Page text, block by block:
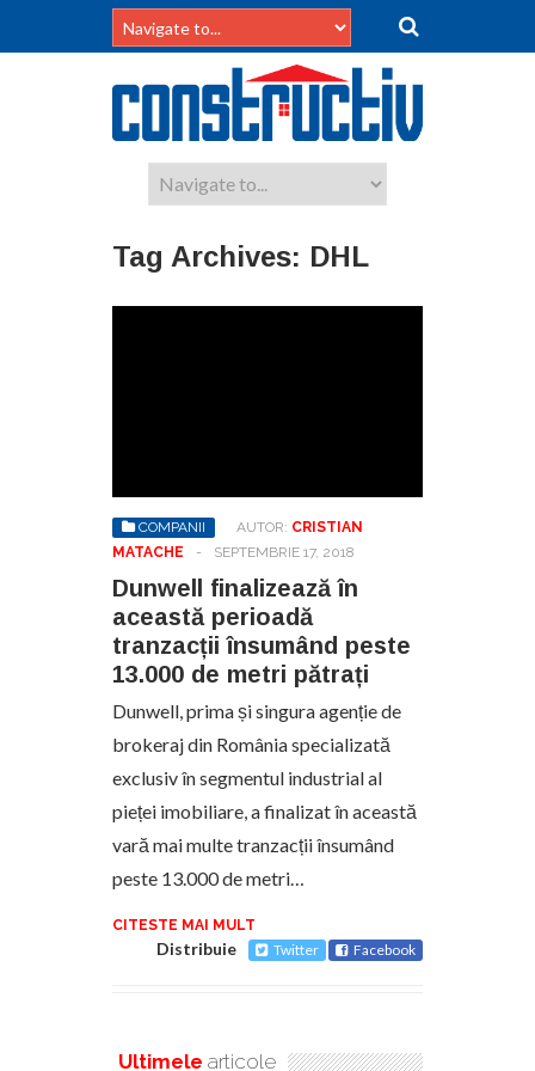
Tag Archives: DHL
COMPANII AUTOR: CRISTIAN
MATACHE
- SEPTEMBRIE 17, 2018
Dunwell finalizează în
această perioadă
tranzacții însumând peste
13.000 de metri pătrați
Dunwell, prima și singura agenție de
brokeraj din România specializată
exclusiv în segmentul industrial al
pieței imobiliare, a finalizat în această
vară mai multe tranzacții însumând
peste 13.000 de metri…
CITESTE MAI MULT
Distribuie Twitter Facebook
Ultimele articole